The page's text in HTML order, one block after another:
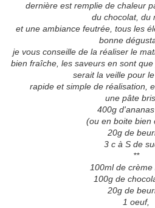
dernière estremplie de chaleur
du chocolat, du
et une ambiance feutrée, tous les
bonne
je vous conseille de la réaliser le
bien fraîche, les saveurs en sont
serait la veille pour le
rapide et simple de réalisation,
une pâte
400g d'ananas
(ou en boite bien
20g de
3 c à S de
**
100ml de crème
100g de
20g de
1 oeuf,